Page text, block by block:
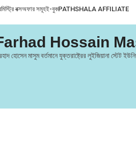
মিস্ট্রি বক্সঅফার সমূহই-বুকPATHSHALA AFFILIATE
Hossain
হােসেন মাসুম বর্তমানে যুক্তরাষ্ট্রের লুইজিয়ানা